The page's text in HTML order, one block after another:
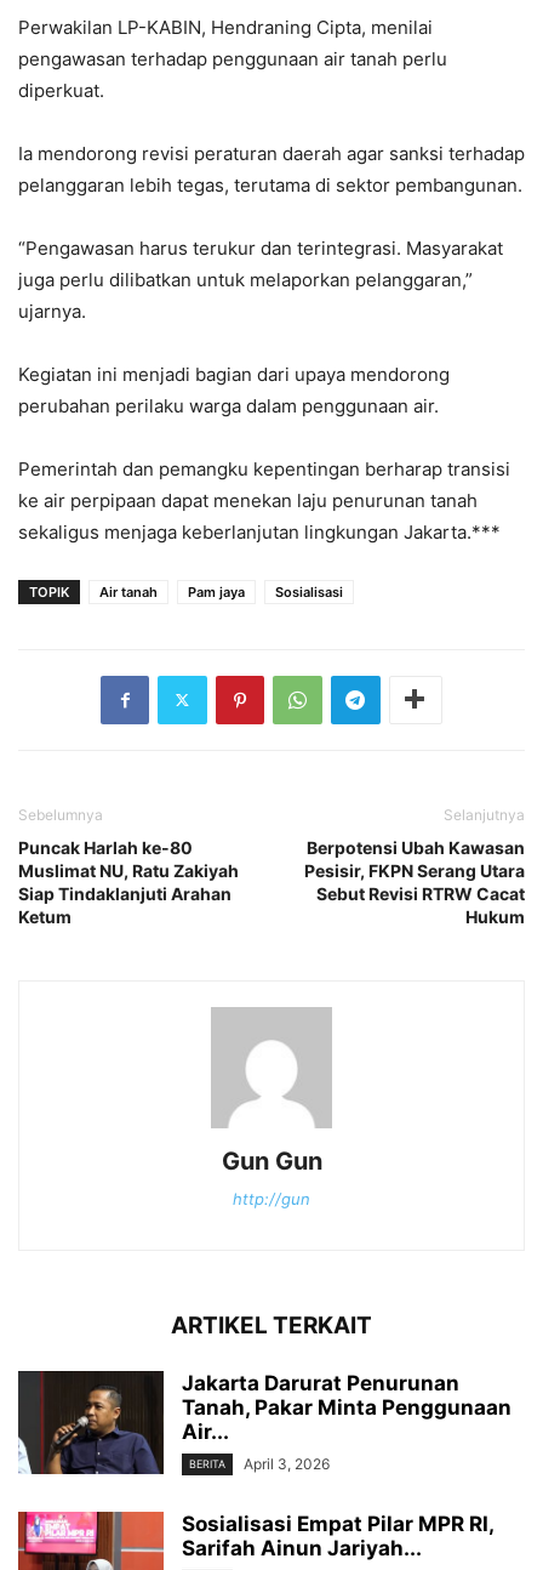
Perwakilan LP-KABIN, Hendraning Cipta, menilai
pengawasan terhadap penggunaan air tanah perlu
diperkuat.
Ia mendorong revisi peraturan daerah agar sanksi terhadap
pelanggaran lebih tegas, terutama di sektor pembangunan.
“Pengawasan harus terukur dan terintegrasi. Masyarakat
juga perlu dilibatkan untuk melaporkan pelanggaran,”
ujarnya.
Kegiatan ini menjadi bagian dari upaya mendorong
perubahan perilaku warga dalam penggunaan air.
Pemerintah dan pemangku kepentingan berharap transisi
ke air perpipaan dapat menekan laju penurunan tanah
sekaligus menjaga keberlanjutan lingkungan Jakarta.***
TOPIK Air tanah Pam jaya Sosialisasi
Sebelumnya
‎Puncak Harlah ke-80
Muslimat NU, Ratu Zakiyah
Siap Tindaklanjuti Arahan
Ketum
Selanjutnya
Berpotensi Ubah Kawasan
Pesisir, FKPN Serang Utara
Sebut Revisi RTRW Cacat
Hukum
Gun Gun
http://gun
ARTIKEL TERKAIT
Jakarta Darurat Penurunan
Tanah, Pakar Minta Penggunaan
Air...
BERITA April 3, 2026
Sosialisasi Empat Pilar MPR RI,
Sarifah Ainun Jariyah...